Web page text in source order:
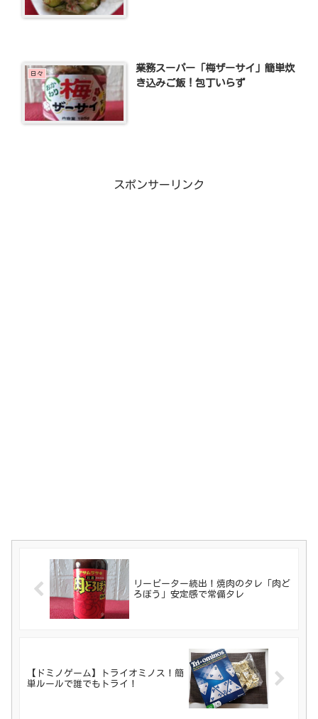
日々
業務スーパー「梅ザーサイ」簡単炊
き込みご飯！包丁いらず
スポンサーリンク
リーピーター続出！焼肉のタレ「肉ど
ろぼう」安定感で常備タレ
【ドミノゲーム】トライオミノス！簡
単ルールで誰でもトライ！